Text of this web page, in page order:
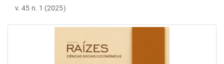
v. 45 n. 1 (2025)